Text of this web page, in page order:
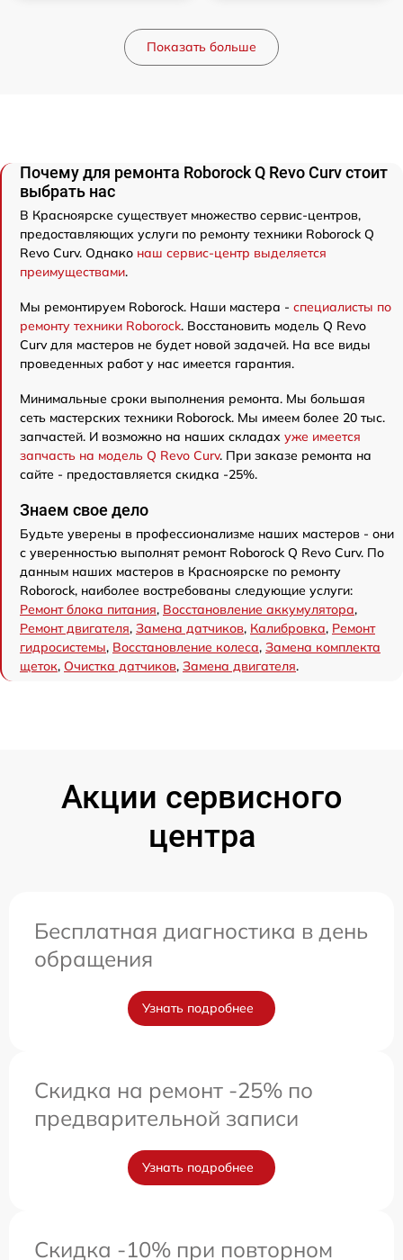
Показать больше
Почему для ремонта Roborock Q Revo Curv стоит
выбрать нас
В Красноярске существует множество сервис-центров,
предоставляющих услуги по ремонту техники Roborock Q
Revo Curv. Однако наш сервис-центр выделяется
преимуществами.
Мы ремонтируем Roborock. Наши мастера - специалисты по
ремонту техники Roborock. Восстановить модель Q Revo
Curv для мастеров не будет новой задачей. На все виды
проведенных работ у нас имеется гарантия.
Минимальные сроки выполнения ремонта. Мы большая
сеть мастерских техники Roborock. Мы имеем более 20 тыс.
запчастей. И возможно на наших складах уже имеется
запчасть на модель Q Revo Curv. При заказе ремонта на
сайте - предоставляется скидка -25%.
Знаем свое дело
Будьте уверены в профессионализме наших мастеров - они
с уверенностью выполнят ремонт Roborock Q Revo Curv. По
данным наших мастеров в Красноярске по ремонту
Roborock, наиболее востребованы следующие услуги:
Ремонт блока питания, Восстановление аккумулятора,
Ремонт двигателя, Замена датчиков, Калибровка, Ремонт
гидросистемы, Восстановление колеса, Замена комплекта
щеток, Очистка датчиков, Замена двигателя.
Акции сервисного
центра
Бесплатная диагностика в день
обращения
Узнать подробнее
Скидка на ремонт -25% по
предварительной записи
Узнать подробнее
Скидка -10% при повторном